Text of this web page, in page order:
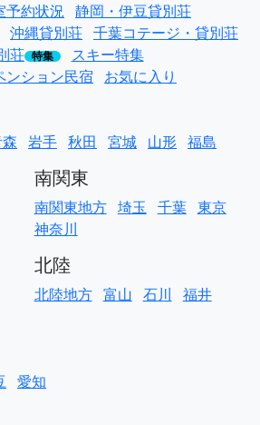
予約状況 静岡・伊豆貸別荘
沖縄貸別荘 千葉コテージ・貸別荘
荘 特集
スキー特集
ンション民宿 お気に入り
岩手 秋田 宮城 山形 福島
南関東
南関東地方 埼玉 千葉 東京
神奈川
北陸
北陸地方 富山 石川 福井
愛知